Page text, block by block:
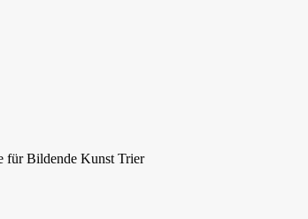
für Bildende Kunst Trier